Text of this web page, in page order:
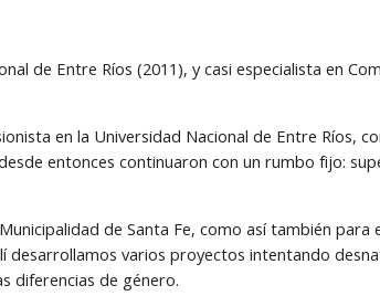
de Entre Ríos (2011), y casi especialista en
en la Universidad Nacional de Entre Ríos,
entonces continuaron con un rumbo fijo:
de Santa Fe, como así también para
desarrollamos varios proyectos intentando
diferencias de género.